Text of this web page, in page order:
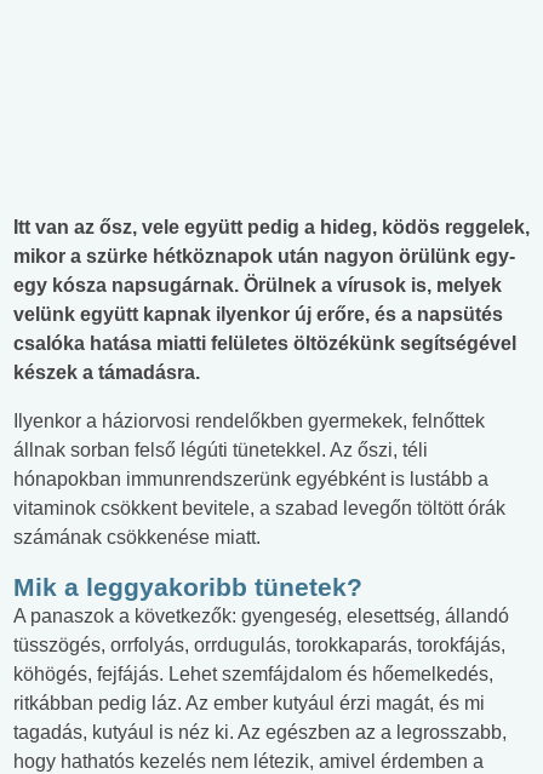
Itt van az ősz, vele együtt pedig a hideg, ködös reggelek,
mikor a szürke hétköznapok után nagyon örülünk egy-
egy kósza napsugárnak. Örülnek a vírusok is, melyek
velünk együtt kapnak ilyenkor új erőre, és a napsütés
csalóka hatása miatti felületes öltözékünk segítségével
készek a támadásra.
Ilyenkor a háziorvosi rendelőkben gyermekek, felnőttek
állnak sorban felső légúti tünetekkel. Az őszi, téli
hónapokban immunrendszerünk egyébként is lustább a
vitaminok csökkent bevitele, a szabad levegőn töltött órák
számának csökkenése miatt.
Mik a leggyakoribb tünetek?
A panaszok a következők: gyengeség, elesettség, állandó
tüsszögés, orrfolyás, orrdugulás, torokkaparás, torokfájás,
köhögés, fejfájás. Lehet szemfájdalom és hőemelkedés,
ritkábban pedig láz. Az ember kutyául érzi magát, és mi
tagadás, kutyául is néz ki. Az egészben az a legrosszabb,
hogy hathatós kezelés nem létezik, amivel érdemben a